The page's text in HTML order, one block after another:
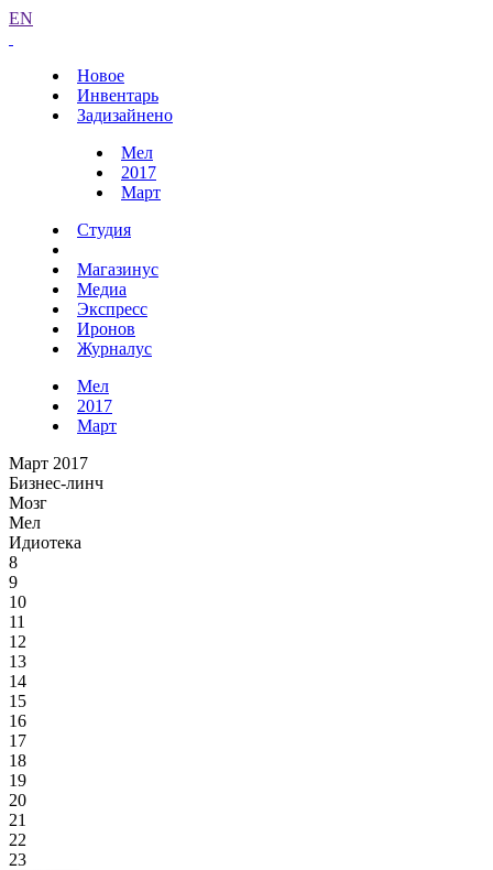
EN
Новое
Инвентарь
Задизайнено
Мел
2017
Март
Студия
Магазинус
Медиа
Экспресс
Иронов
Журналус
Мел
2017
Март
Март 2017
Бизнес-линч
Мозг
Мел
Идиотека
8
9
10
11
12
13
14
15
16
17
18
19
20
21
22
23